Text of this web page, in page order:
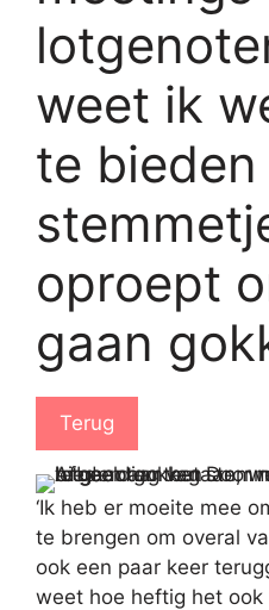
weet ik
te
oproept
gaan
Terug
‘Ik heb er moeite mee
te brengen om overal
ook een paar keer
weet hoe heftig het ook